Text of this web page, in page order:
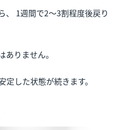
、 1週間で2〜3割程度後戻り
りません。
した状態が続きます。